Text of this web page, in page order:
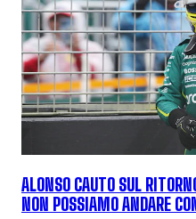
ALONSO CAUTO SUL
NON POSSIAMO ANDARE